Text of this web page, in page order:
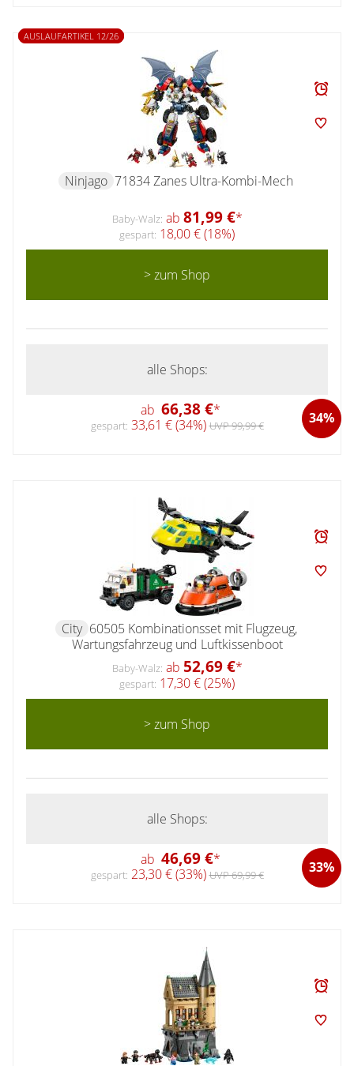
AUSLAUFARTIKEL 12/26
Ninjago 71834 Zanes Ultra-Kombi-Mech
Baby-Walz: ab 81,99 €*
gespart: 18,00 € (18%)
> zum Shop
alle Shops:
ab 66,38 €* 34%
gespart: 33,61 € (34%)UVP 99,99 €
City 60505 Kombinationsset mit Flugzeug,
Wartungsfahrzeug und Luftkissenboot
Baby-Walz: ab 52,69 €*
gespart: 17,30 € (25%)
> zum Shop
alle Shops:
ab 46,69 €* 33%
gespart: 23,30 € (33%)UVP 69,99 €